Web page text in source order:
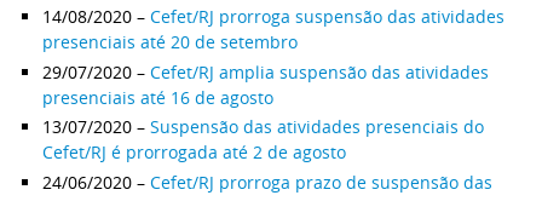
14/08/2020 – Cefet/RJ prorroga suspensão das atividades
presenciais até 20 de setembro
29/07/2020 – Cefet/RJ amplia suspensão das atividades
presenciais até 16 de agosto
13/07/2020 – Suspensão das atividades presenciais do
Cefet/RJ é prorrogada até 2 de agosto
24/06/2020 – Cefet/RJ prorroga prazo de suspensão das